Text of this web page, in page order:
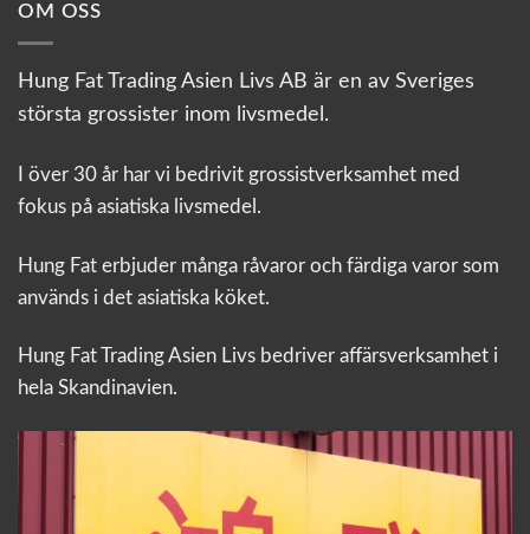
OM OSS
Hung Fat Trading Asien Livs AB är en av Sveriges
största grossister inom livsmedel.
I över 30 år har vi bedrivit grossistverksamhet med
fokus på asiatiska livsmedel.
Hung Fat erbjuder många råvaror och färdiga varor som
används i det asiatiska köket.
Hung Fat Trading Asien Livs bedriver affärsverksamhet i
hela Skandinavien.